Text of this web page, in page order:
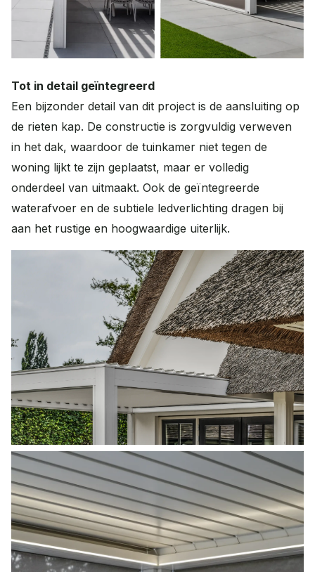
Tot in detail geïntegreerd
Een bijzonder detail van dit project is de aansluiting op
de rieten kap. De constructie is zorgvuldig verweven
in het dak, waardoor de tuinkamer niet tegen de
woning lijkt te zijn geplaatst, maar er volledig
onderdeel van uitmaakt. Ook de geïntegreerde
waterafvoer en de subtiele ledverlichting dragen bij
aan het rustige en hoogwaardige uiterlijk.